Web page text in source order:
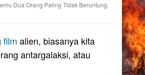
Dua Orang Paling Tidak Beruntung.
film alien, biasanya kita
antargalaksi, atau